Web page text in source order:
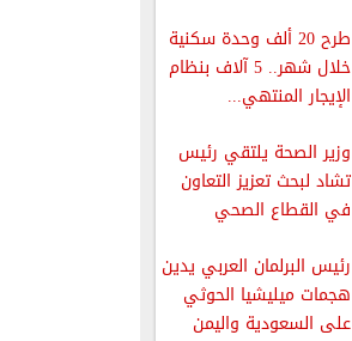
طرح 20 ألف وحدة سكنية
خلال شهر.. 5 آلاف بنظام
الإيجار المنتهي...
وزير الصحة يلتقي رئيس
تشاد لبحث تعزيز التعاون
في القطاع الصحي
رئيس البرلمان العربي يدين
هجمات ميليشيا الحوثي
على السعودية واليمن